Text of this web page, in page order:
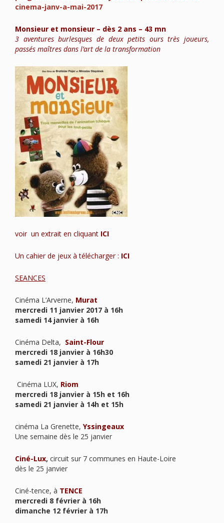
cinema-janv-a-mai-2017
Monsieur et monsieur – dès 2 ans – 43 mn
3 aventures burlesques de deux petits ours très joueurs,
passés maîtres dans l’art de la transformation
voir un extrait en cliquant ICI
Un cahier de jeux à télécharger : ICI
SEANCES
Cinéma L’Arverne, Murat
mercredi 11 janvier 2017 à 16h
samedi 14 janvier à 16h
Cinéma Delta, Saint-Flour
mercredi 18 janvier à 16h30
samedi 21 janvier à 17h
Cinéma LUX, Riom
mercredi 18 janvier à 15h et 16h
samedi 21 janvier à 14h et 15h
cinéma La Grenette, Yssingeaux
Une semaine dès le 25 janvier
Ciné-Lux, circuit sur 7 communes en Haute-Loire
dès le 25 janvier
Ciné-tence, à TENCE
mercredi 8 février à 16h
dimanche 12 février à 17h